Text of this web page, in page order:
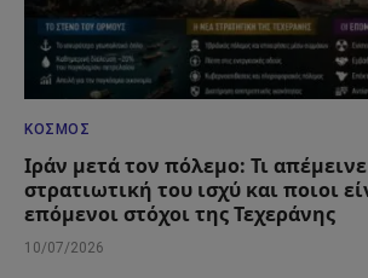
ΚΌΣΜΟΣ
Ιράν μετά τον πόλεμο: Τι
στρατιωτική του ισχύ και ποιοι
επόμενοι στόχοι της Τεχεράνης
10/07/2026